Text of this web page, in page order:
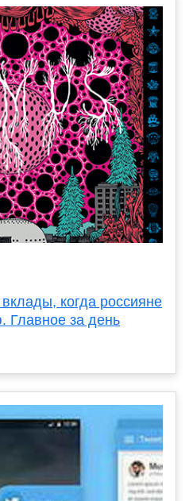
когда россияне
Главное за день